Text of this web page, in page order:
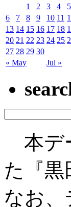
« May Jul »
1 2 3 4
5
6
7 8 9 10 11
13 14 15 16 17 18
20 21 22 23 24 25
27 28 29 30
本デ
た『黒
なお、